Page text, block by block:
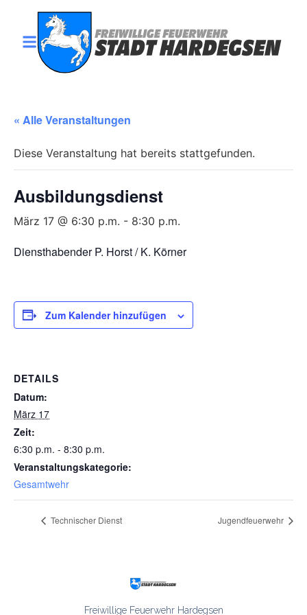
« Alle Veranstaltungen
Diese Veranstaltung hat bereits stattgefunden.
Ausbildungsdienst
März 17 @ 6:30 p.m. - 8:30 p.m.
Diensthabender P. Horst / K. Körner
Zum Kalender hinzufügen
DETAILS
Datum:
März 17
Zeit:
6:30 p.m. - 8:30 p.m.
Veranstaltungskategorie:
Gesamtwehr
Technischer Dienst Jugendfeuerwehr
Freiwillige Feuerwehr Hardegsen